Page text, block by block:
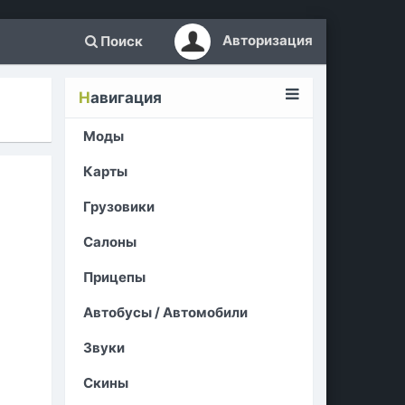
Поиск Авторизация
Навигация
Моды
Карты
Грузовики
Салоны
Прицепы
Автобусы / Автомобили
Звуки
Скины